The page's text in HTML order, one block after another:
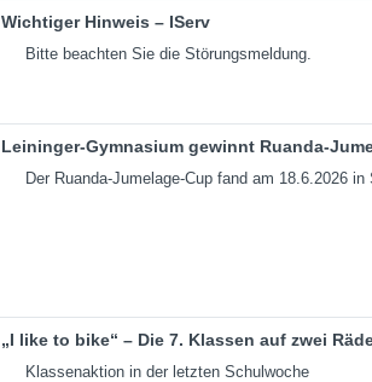
Wichtiger Hinweis – IServ
Bitte beachten Sie die Störungsmeldung.
Leininger-Gymnasium gewinnt Ruanda-
Der Ruanda-Jumelage-Cup fand am 18.6.2026
„I like to bike“ – Die 7. Klassen auf zwei
Klassenaktion in der letzten Schulwoche